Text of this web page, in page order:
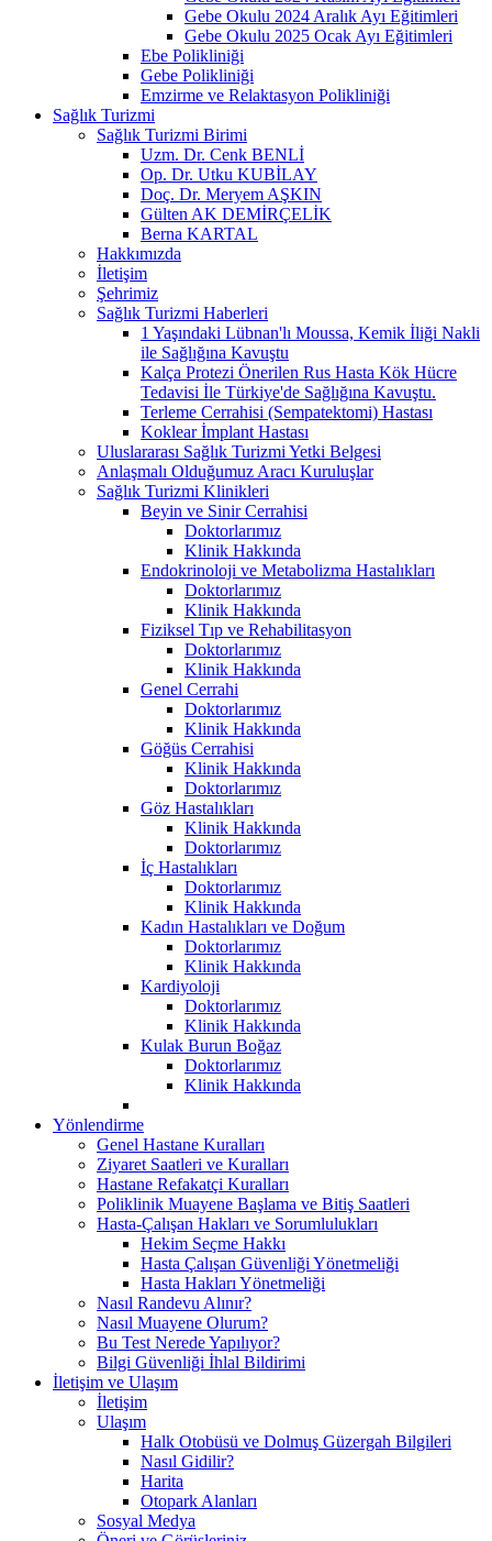
Gebe Okulu 2024 Aralık Ayı Eğitimleri
Gebe Okulu 2025 Ocak Ayı Eğitimleri
Ebe Polikliniği
Gebe Polikliniği
Emzirme ve Relaktasyon Polikliniği
Sağlık Turizmi
Sağlık Turizmi Birimi
Uzm. Dr. Cenk BENLİ
Op. Dr. Utku KUBİLAY
Doç. Dr. Meryem AŞKIN
Gülten AK DEMİRÇELİK
Berna KARTAL
Hakkımızda
İletişim
Şehrimiz
Sağlık Turizmi Haberleri
1 Yaşındaki Lübnan'lı Moussa, Kemik İliği Nakli
ile Sağlığına Kavuştu
Kalça Protezi Önerilen Rus Hasta Kök Hücre
Tedavisi İle Türkiye'de Sağlığına Kavuştu.
Terleme Cerrahisi (Sempatektomi) Hastası
Koklear İmplant Hastası
Uluslararası Sağlık Turizmi Yetki Belgesi
Anlaşmalı Olduğumuz Aracı Kuruluşlar
Sağlık Turizmi Klinikleri
Beyin ve Sinir Cerrahisi
Doktorlarımız
Klinik Hakkında
Endokrinoloji ve Metabolizma Hastalıkları
Doktorlarımız
Klinik Hakkında
Fiziksel Tıp ve Rehabilitasyon
Doktorlarımız
Klinik Hakkında
Genel Cerrahi
Doktorlarımız
Klinik Hakkında
Göğüs Cerrahisi
Klinik Hakkında
Doktorlarımız
Göz Hastalıkları
Klinik Hakkında
Doktorlarımız
İç Hastalıkları
Doktorlarımız
Klinik Hakkında
Kadın Hastalıkları ve Doğum
Doktorlarımız
Klinik Hakkında
Kardiyoloji
Doktorlarımız
Klinik Hakkında
Kulak Burun Boğaz
Doktorlarımız
Klinik Hakkında
Yönlendirme
Genel Hastane Kuralları
Ziyaret Saatleri ve Kuralları
Hastane Refakatçi Kuralları
Poliklinik Muayene Başlama ve Bitiş Saatleri
Hasta-Çalışan Hakları ve Sorumlulukları
Hekim Seçme Hakkı
Hasta Çalışan Güvenliği Yönetmeliği
Hasta Hakları Yönetmeliği
Nasıl Randevu Alınır?
Nasıl Muayene Olurum?
Bu Test Nerede Yapılıyor?
Bilgi Güvenliği İhlal Bildirimi
İletişim ve Ulaşım
İletişim
Ulaşım
Halk Otobüsü ve Dolmuş Güzergah Bilgileri
Nasıl Gidilir?
Harita
Otopark Alanları
Sosyal Medya